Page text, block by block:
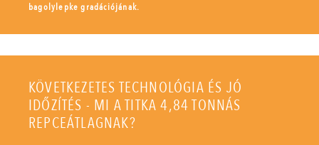
bagolylepke gradációjának.
KÖVETKEZETES TECHNOLÓGIA ÉS JÓ
IDŐZÍTÉS - MI A TITKA 4,84 TONNÁS
REPCEÁTLAGNAK?